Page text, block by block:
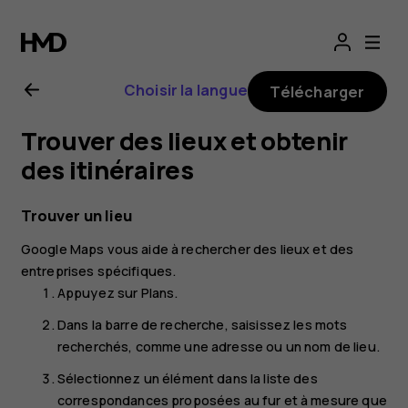
Guide
de
l'utilisateur
Nokia
G21
Choisir la langue Télécharger
Trouver des lieux et obtenir
des itinéraires
Trouver un lieu
Google Maps vous aide à rechercher des lieux et des
entreprises spécifiques.
Appuyez sur Plans.
Dans la barre de recherche, saisissez les mots
recherchés, comme une adresse ou un nom de lieu.
Sélectionnez un élément dans la liste des
correspondances proposées au fur et à mesure que